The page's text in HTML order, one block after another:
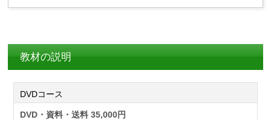
教材の説明
DVDコース
DVD・資料・送料 35,000円